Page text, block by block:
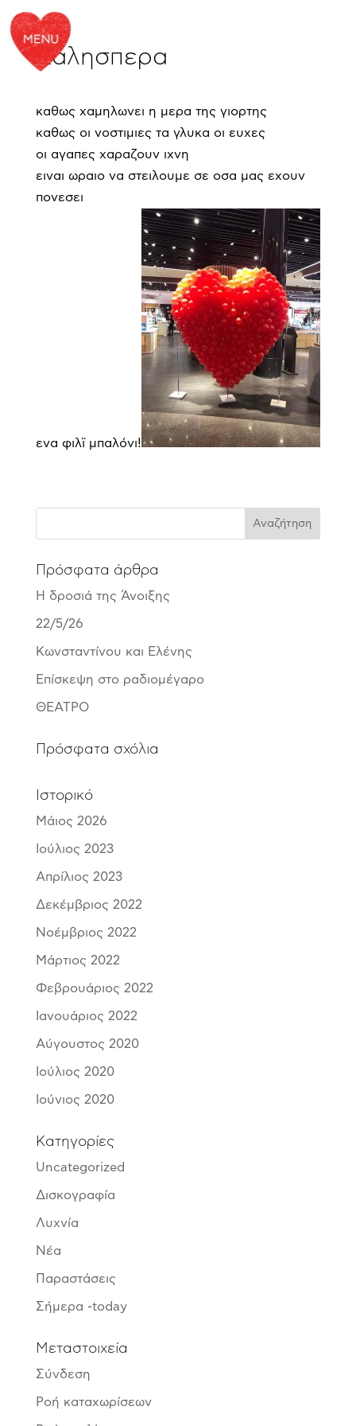
Καλησπερα
καθως χαμηλωνει η μερα της γιορτης
καθως οι νοστιμιες τα γλυκα οι ευχες
οι αγαπες χαραζουν ιχνη
ειναι ωραιο να στειλουμε σε οσα μας εχουν
πονεσει
ενα φιλϊ μπαλόνι!
Πρόσφατα άρθρα
Η δροσιά της Άνοιξης
22/5/26
Κωνσταντίνου και Ελένης
Επίσκεψη στο ραδιομέγαρο
ΘΕΑΤΡΟ
Πρόσφατα σχόλια
Ιστορικό
Μάιος 2026
Ιούλιος 2023
Απρίλιος 2023
Δεκέμβριος 2022
Νοέμβριος 2022
Μάρτιος 2022
Φεβρουάριος 2022
Ιανουάριος 2022
Αύγουστος 2020
Ιούλιος 2020
Ιούνιος 2020
Kατηγορίες
Uncategorized
Δισκογραφία
Λυχνία
Νέα
Παραστάσεις
Σήμερα -today
Μεταστοιχεία
Σύνδεση
Ροή καταχωρίσεων